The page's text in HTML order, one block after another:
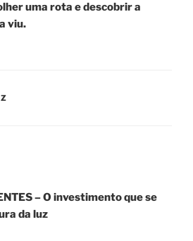
uma rota e descobrir a
viu.
– O investimento que se
da luz